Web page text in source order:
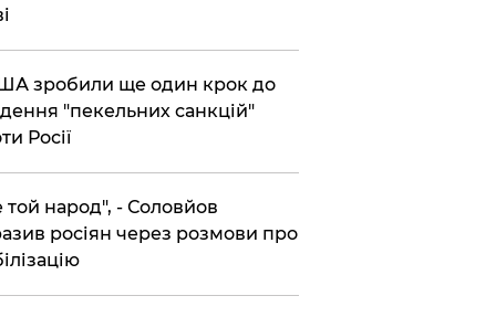
зробили ще один крок до
"пекельних санкцій"
Росії
той народ", - Соловйов
росіян через розмови про